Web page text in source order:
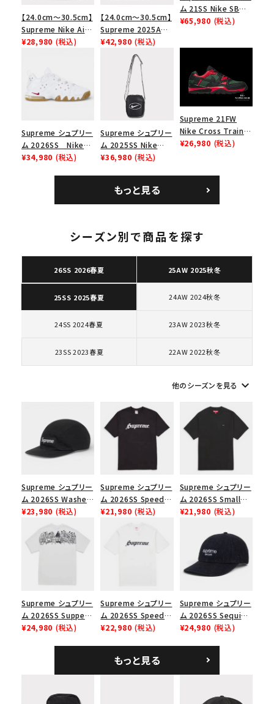
キーワードから探す
人気ワード 2026SS
Tシャツ・ロングスリーブ
ショルダー・ウエストバッグ
ボックスロゴ ブラックスウェット
コラボレーションブランドから探す
シーズンから探す
並び順
価格から探す
円 ～
円
在庫のない商品を表示する
絞り込んで検索する
【24.0cm～30.5cm】
Supreme Nike Air
Force 1 Low シュプ
ューズ ホワイト
¥28,980 (税込)
【24.0cm～30.5cm】
Supreme 2025AW
Nike SB Dunk Low
ナイキ SB ダンク ロ
ー スニーカー ホワイ
¥42,980 (税込)
ム 21SS Nike SB
Dunk Low ナイキSB
¥65,980 (税込)
Supreme シュプリー
ム 2026SS Nike
SB Air Max 2 CB 94
¥34,980 (税込)
Supreme シュプリー
ム 2025SS Nike
Leather Shoulder
ク 黒
¥36,980 (税込)
Supreme 21FW
Nike Cross Trainer
Low ナイキクロスト
¥26,980 (税込)
もっと見る
シーズン別で商品を探す
26SS 2026春夏 25AW 2025秋冬
25SS 2025春夏 24AW 2024秋冬
24SS 2024春夏 23AW 2023秋冬
23SS 2023春夏 22AW 2022秋冬
他のシーズンを見る keyboard_arrow_down
Supreme シュプリー
ム 2026SS Washed
Chino Twill Camp
Cap ウォッシュド チ
ノツイル キャンプキャ
ップ ブラック
¥23,980 (税込)
Supreme シュプリー
ム 2026SS Speed
Tee スピードTシャツ
¥21,980 (税込)
Supreme シュプリー
ム 2026SS Small
Box Tee スモールボ
¥21,980 (税込)
Supreme シュプリー
ム 2026SS Supper
Tee サパーTシャツ
¥24,980 (税込)
Supreme シュプリー
ム 2026SS Speed
Tee スピードTシャツ
¥22,980 (税込)
Supreme シュプリー
ム 2026SS Sequin
Denim Classic
シックロゴ 6パネルキ
ャップ ブラック
¥24,980 (税込)
もっと見る